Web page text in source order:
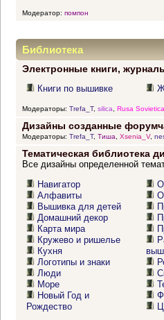
Модератор: помпон
Библиотека
Электронные книги,
Книги по вышивке
Модераторы: Trefa_T, silica Rusa Sovietica
Дизайны созданные
Модераторы: Trefa_T, Тиша, Xsenia_V,
Тематическая библиотека
Все дизайны определенной
Навигатор
Алфавиты
Вышивка для детей
Домашний декор
Карта мира
Кружево и ришелье
Кухня
Логотипы и знаки
Люди
Море
Новый Год и
Рождество